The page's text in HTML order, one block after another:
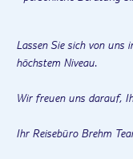
Lassen Sie sich von uns
höchstem Niveau.
Wir freuen uns darauf,
Ihr Reisebüro Brehm